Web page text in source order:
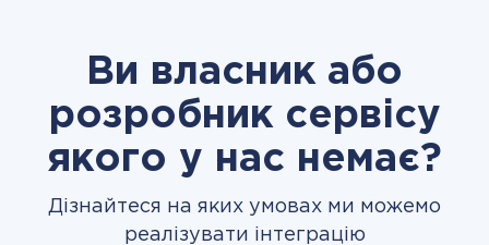
Ви власник або
розробник сервісу
якого у нас немає?
Дізнайтеся на яких умовах ми можемо
реалізувати інтеграцію